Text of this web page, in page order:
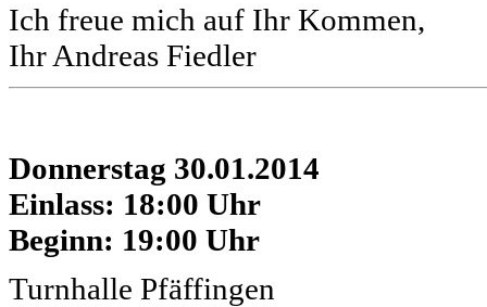
Ich freue mich auf Ihr Kommen,
Ihr Andreas Fiedler
Donnerstag 30.01.2014
Einlass: 18:00 Uhr
Beginn: 19:00 Uhr
Turnhalle Pfäffingen